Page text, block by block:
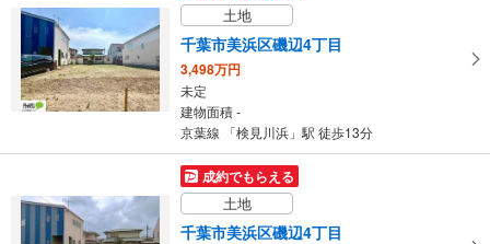
土地
千葉市美浜区磯辺4丁目
3,498万円
未定
建物面積 -
京葉線 「検見川浜」駅 徒歩13分
成約でもらえる
土地
千葉市美浜区磯辺4丁目